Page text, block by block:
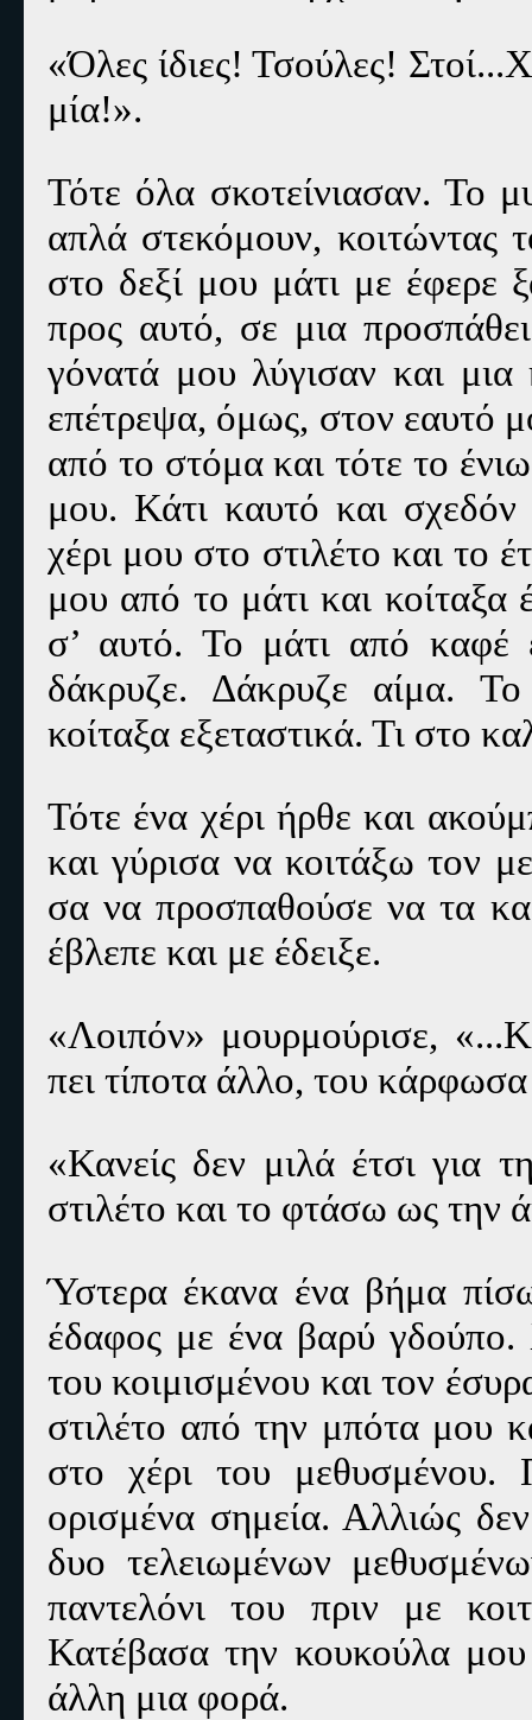
«Όλες ίδιες! Τσούλες!
μία!».
Τότε όλα σκοτείνιασαν. Το
απλά στεκόμουν, κοιτώντας
στο δεξί μου μάτι με
προς αυτό, σε μια
γόνατά μου λύγισαν και
επέτρεψα, όμως, στον εαυτό
από το στόμα και τότε το
μου. Κάτι καυτό και
χέρι μου στο στιλέτο και το
μου από το μάτι και κοίταξα
σ’ αυτό. Το μάτι από καφέ
δάκρυζε. Δάκρυζε αίμα.
κοίταξα εξεταστικά. Τι στο
Τότε ένα χέρι ήρθε και
και γύρισα να κοιτάξω τον
σα να προσπαθούσε να τα
έβλεπε και με έδειξε.
«Λοιπόν» μουρμούρισε,
πει τίποτα άλλο, του κάρφωσα
«Κανείς δεν μιλά έτσι για
στιλέτο και το φτάσω ως την
Ύστερα έκανα ένα βήμα
έδαφος με ένα βαρύ
του κοιμισμένου και τον
στιλέτο από την μπότα μου
στο χέρι του
ορισμένα σημεία. Αλλιώς
δυο τελειωμένων
παντελόνι του πριν με
Κατέβασα την κουκούλα
άλλη μια φορά.